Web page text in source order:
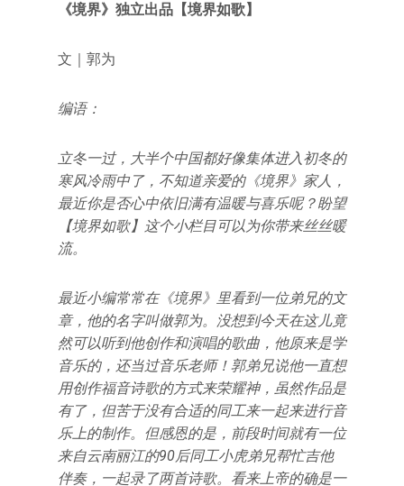
《境界》独立出品【境界如歌】
文｜郭为
编语：
立冬一过，大半个中国都好像集体进入初冬的
寒风冷雨中了，不知道亲爱的《境界》家人，
最近你是否心中依旧满有温暖与喜乐呢？盼望
【境界如歌】这个小栏目可以为你带来丝丝暖
流。
最近小编常常在《境界》里看到一位弟兄的文
章，他的名字叫做郭为。没想到今天在这儿竟
然可以听到他创作和演唱的歌曲，他原来是学
音乐的，还当过音乐老师！郭弟兄说他一直想
用创作福音诗歌的方式来荣耀神，虽然作品是
有了，但苦于没有合适的同工来一起来进行音
乐上的制作。但感恩的是，前段时间就有一位
来自云南丽江的90后同工小虎弟兄帮忙吉他
伴奏，一起录了两首诗歌。看来上帝的确是一